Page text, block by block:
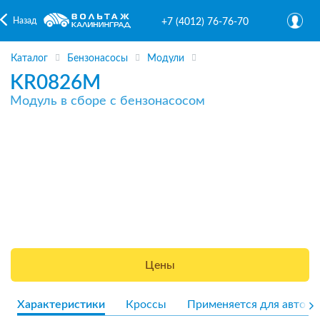
Назад +7 (4012) 76-76-70
Каталог Бензонасосы Модули
KR0826M
Модуль в сборе с бензонасосом
Цены
Характеристики Кроссы Применяется для авто